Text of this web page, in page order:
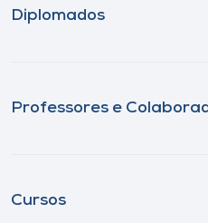
Diplomados
Professores e
Cursos